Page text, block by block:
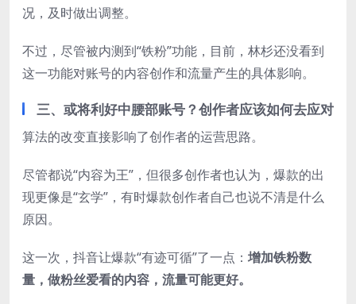
况，及时做出调整。
不过，尽管被内测到“铁粉”功能，目前，林杉还没看到
这一功能对账号的内容创作和流量产生的具体影响。
三、或将利好中腰部账号？创作者应该如何去应对
算法的改变直接影响了创作者的运营思路。
尽管都说“内容为王”，但很多创作者也认为，爆款的出
现更像是“玄学”，有时爆款创作者自己也说不清是什么
原因。
这一次，抖音让爆款“有迹可循”了一点： 增加铁粉数
量，做粉丝爱看的内容，流量可能更好。